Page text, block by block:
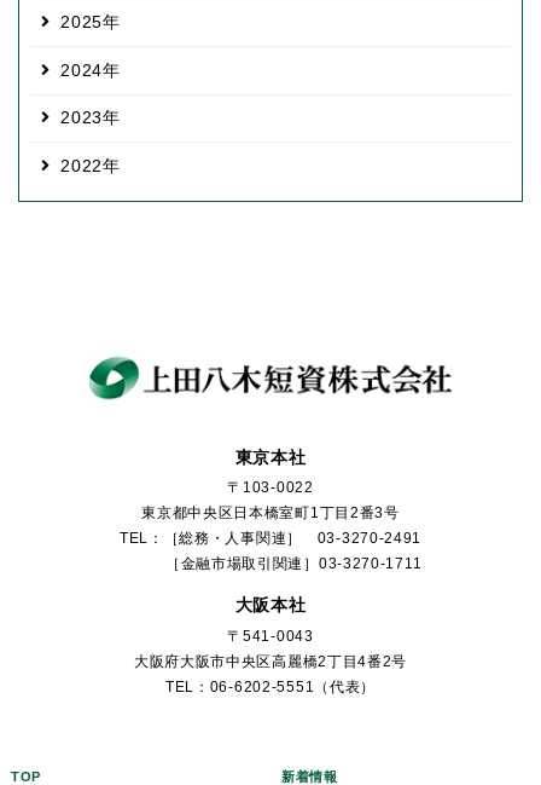
2025
2024
2023
2022
東京本社
〒103-0022
東京都中央区日本橋室町1丁目2番3号
TEL：［総務・人事関連］ 03-3270-2491
［金融市場取引関連］03-3270-1711
大阪本社
〒541-0043
大阪府大阪市中央区高麗橋2丁目4番2号
TEL：06-6202-5551（代表）
TOP 新着情報